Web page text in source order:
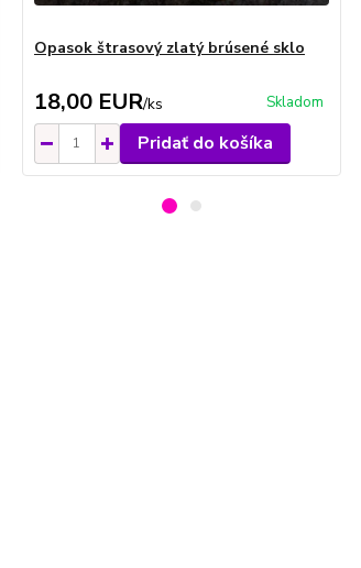
Opasok štrasový zlatý brúsené sklo
18,00 EUR/ks Skladom
Pridať do košíka